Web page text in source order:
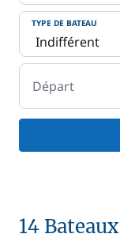
TYPE DE BATEAU
Départ
14